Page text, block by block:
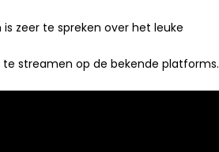
zeer te spreken over het leuke
te streamen op de bekende platforms.